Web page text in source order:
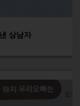
상남자